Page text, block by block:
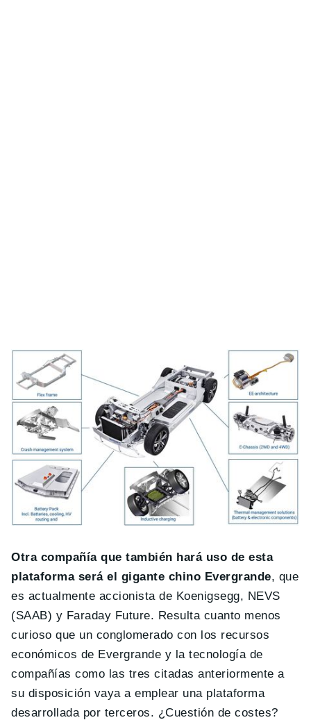
Otra compañía que también hará uso de esta
plataforma será el gigante chino Evergrande, que
es actualmente accionista de Koenigsegg, NEVS
(SAAB) y Faraday Future. Resulta cuanto menos
curioso que un conglomerado con los recursos
económicos de Evergrande y la tecnología de
compañías como las tres citadas anteriormente a
su disposición vaya a emplear una plataforma
desarrollada por terceros. ¿Cuestión de costes?